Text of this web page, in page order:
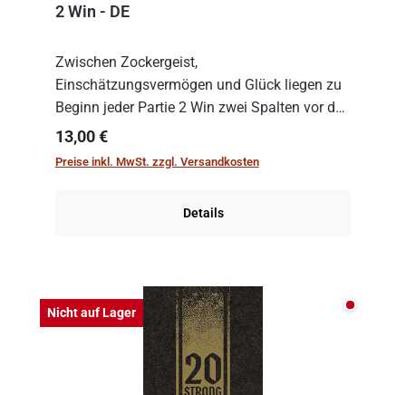
2 Win - DE
Zwischen Zockergeist,
Einschätzungsvermögen und Glück liegen zu
Beginn jeder Partie 2 Win zwei Spalten vor den
Spielenden aus, die es in die Höhe zu treiben
gilt. Doch das geht natürlich nur, solange man
Regulärer Preis:
13,00 €
Preise inkl. MwSt. zzgl. Versandkosten
Details
Nicht auf Lager Nicht